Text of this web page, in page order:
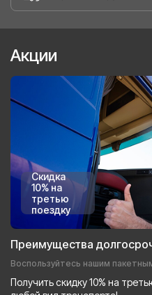
Акции
Скидка
10% на
третью
поездку
Преимущества
Воспользуйтесь нашим
Получить скидку 10% на